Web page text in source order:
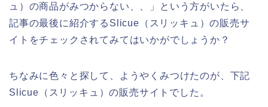
ュ）の商品がみつからない、、」という方がいたら、
記事の最後に紹介するSlicue（スリッキュ）の販売サ
イトをチェックされてみてはいかがでしょうか？
ちなみに色々と探して、ようやくみつけたのが、下記
Slicue（スリッキュ）の販売サイトでした。